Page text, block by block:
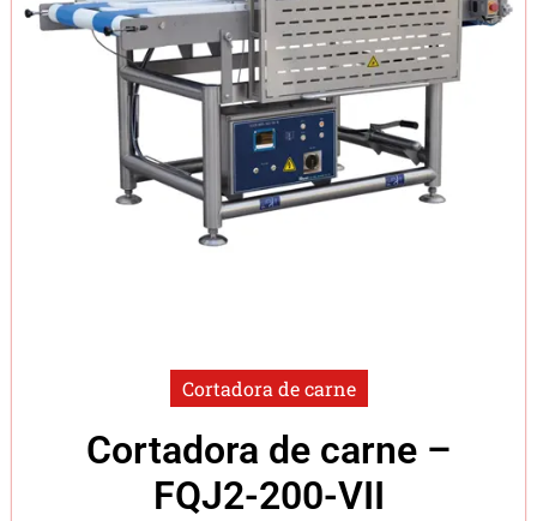
Cortadora de carne
Cortadora de carne –
FQJ2-200-VII